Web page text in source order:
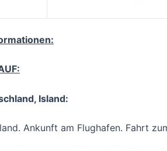
Island:
Ankunft am Flughafen. Fahrt